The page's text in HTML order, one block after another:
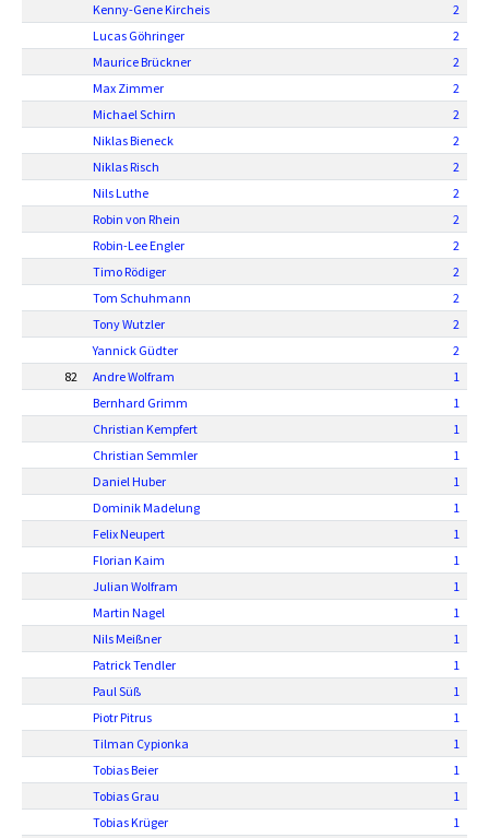
Kenny-Gene Kircheis
2
Lucas Göhringer
2
Maurice Brückner
2
Max Zimmer
2
Michael Schirn
2
Niklas Bieneck
2
Niklas Risch
2
Nils Luthe
2
Robin von Rhein
2
Robin-Lee Engler
2
Timo Rödiger
2
Tom Schuhmann
2
Tony Wutzler
2
Yannick Güdter
2
82
Andre Wolfram
1
Bernhard Grimm
1
Christian Kempfert
1
Christian Semmler
1
Daniel Huber
1
Dominik Madelung
1
Felix Neupert
1
Florian Kaim
1
Julian Wolfram
1
Martin Nagel
1
Nils Meißner
1
Patrick Tendler
1
Paul Süß
1
Piotr Pitrus
1
Tilman Cypionka
1
Tobias Beier
1
Tobias Grau
1
Tobias Krüger
1